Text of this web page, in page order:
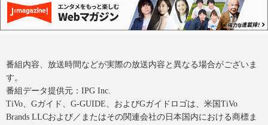
番組内容、放送時間などが実際の放送内容と異なる場合がございま
す。
番組データ提供元：IPG Inc.
TiVo、Gガイド、G-GUIDE、およびGガイドロゴは、米国TiVo
Brands LLCおよび／またはその関連会社の日本国内における商標ま